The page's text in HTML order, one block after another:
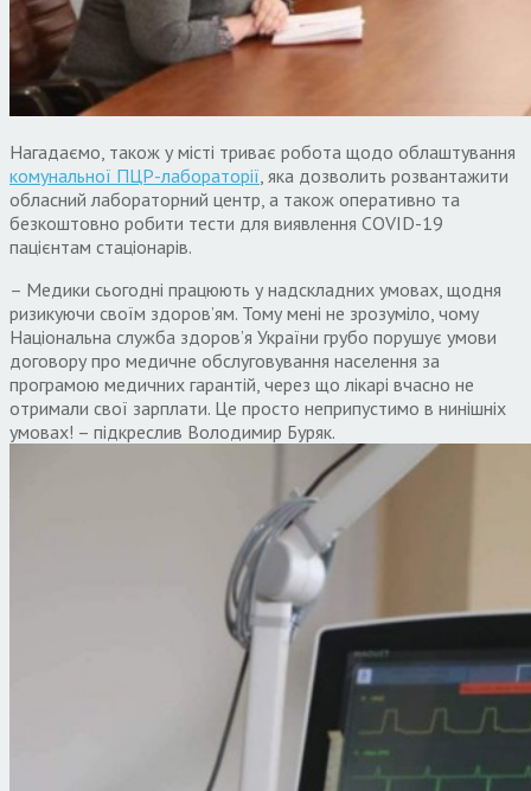
Нагадаємо, також у місті триває робота щодо облаштування
комунальної ПЦР-лабораторії, яка дозволить розвантажити
обласний лабораторний центр, а також оперативно та
безкоштовно робити тести для виявлення COVID-19
пацієнтам стаціонарів.
– Медики сьогодні працюють у надскладних умовах, щодня
ризикуючи своїм здоров’ям. Тому мені не зрозуміло, чому
Національна служба здоров’я України грубо порушує умови
договору про медичне обслуговування населення за
програмою медичних гарантій, через що лікарі вчасно не
отримали свої зарплати. Це просто неприпустимо в нинішніх
умовах! – підкреслив Володимир Буряк.